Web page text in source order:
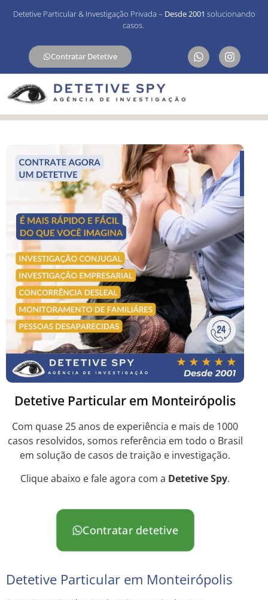
Detetive Particular & Investigação Privada – Desde 2001 solucionando
casos.
Contratar Detetive
Detetive Particular em Monteirópolis
Com quase 25 anos de experiência e mais de 1000
casos resolvidos, somos referência em todo o Brasil
em solução de casos de traição e investigação.
Clique abaixo e fale agora com a Detetive Spy.
Contratar detetive
Detetive Particular em Monteirópolis